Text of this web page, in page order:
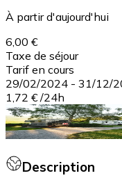
À partir d'aujourd'hui
6,00 €
Taxe de séjour
Tarif en cours
29/02/2024 - 31/12/
1,72 € /24h
Description